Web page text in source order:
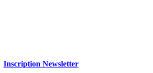
Inscription Newsletter